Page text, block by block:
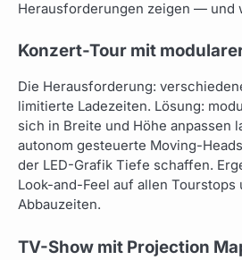
Herausforderungen zeigen — und
Konzert-Tour mit
Die Herausforderung:
limitierte Ladezeiten. Lösung:
sich in Breite und Höhe anpassen
autonom gesteuerte Moving-
der LED-Grafik Tiefe schaffen.
Look-and-Feel auf allen
Abbauzeiten.
TV-Show mit Projection